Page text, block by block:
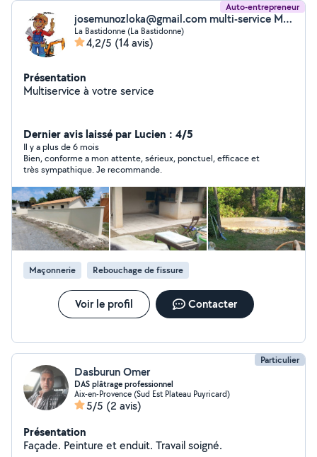
Auto-entrepreneur
josemunozloka@gmail.com multi-service Munoz jose
La Bastidonne (La Bastidonne)
4,2/5 (14 avis)
Présentation
Multiservice à votre service
Dernier avis laissé par Lucien : 4/5
Il y a plus de 6 mois
Bien, conforme a mon attente, sérieux, ponctuel, efficace et
très sympathique. Je recommande.
Maçonnerie Rebouchage de fissure
Voir le profil Contacter
Particulier
Dasburun Omer
DAS plâtrage professionnel
Aix-en-Provence (Sud Est Plateau Puyricard)
5/5 (2 avis)
Présentation
Façade. Peinture et enduit. Travail soigné.